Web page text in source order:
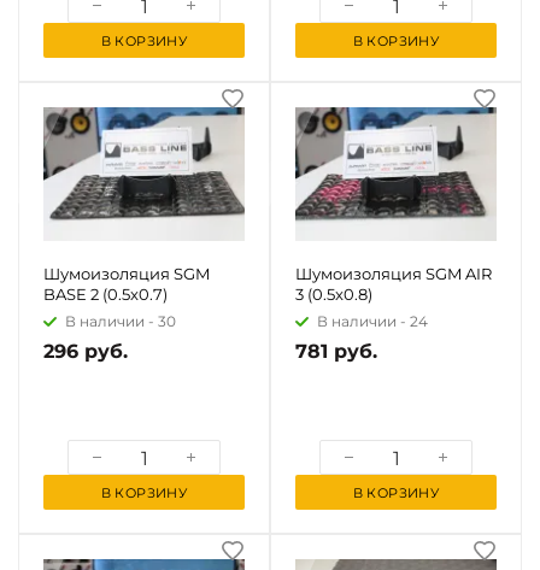
В КОРЗИНУ В КОРЗИНУ
Шумоизоляция SGM
BASE 2 (0.5x0.7)
В наличии - 30
296 руб.
В КОРЗИНУ
Шумоизоляция SGM AIR
3 (0.5x0.8)
В наличии - 24
781 руб.
В КОРЗИНУ